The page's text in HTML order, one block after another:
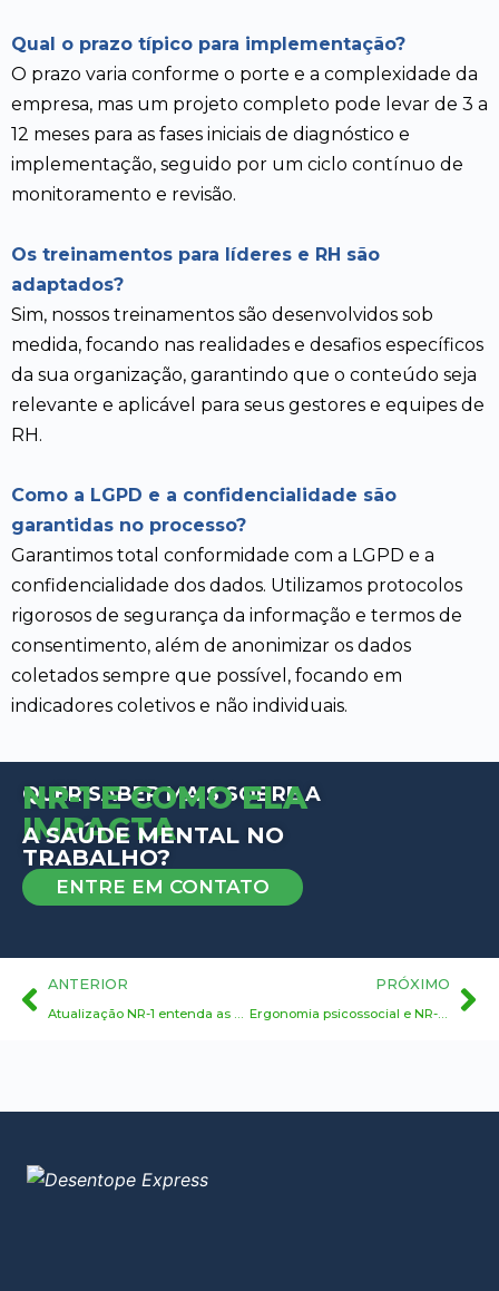
Qual o prazo típico para implementação?
O prazo varia conforme o porte e a complexidade da
empresa, mas um projeto completo pode levar de 3 a
12 meses para as fases iniciais de diagnóstico e
implementação, seguido por um ciclo contínuo de
monitoramento e revisão.
Os treinamentos para líderes e RH são
adaptados?
Sim, nossos treinamentos são desenvolvidos sob
medida, focando nas realidades e desafios específicos
da sua organização, garantindo que o conteúdo seja
relevante e aplicável para seus gestores e equipes de
RH.
Como a LGPD e a confidencialidade são
garantidas no processo?
Garantimos total conformidade com a LGPD e a
confidencialidade dos dados. Utilizamos protocolos
rigorosos de segurança da informação e termos de
consentimento, além de anonimizar os dados
coletados sempre que possível, focando em
indicadores coletivos e não individuais.
QUER SABER MAIS SOBRE A
NR-1 E COMO ELA
IMPACTA
A SAÚDE MENTAL NO
TRABALHO?
ENTRE EM CONTATO
ANTERIOR
Atualização NR-1 entenda as mudanças
PRÓXIMO
Ergonomia psicossocial e NR-1: como adaptar o ambiente de trabalho